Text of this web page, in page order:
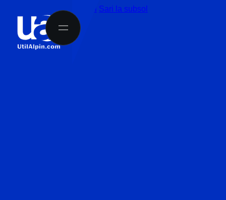
Sari la conținutul principal Sari la subsol